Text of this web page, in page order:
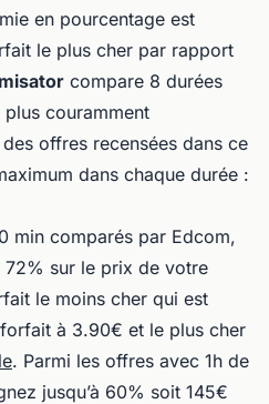
en pourcentage est
le plus cher par rapport
compare 8 durées
couramment
offres recensées dans ce
dans chaque durée :
min comparés par Edcom,
72% sur le prix de votre
le moins cher qui est
à 3.90€ et le plus cher
. Parmi les offres avec 1h de
jusqu’à 60% soit 145€